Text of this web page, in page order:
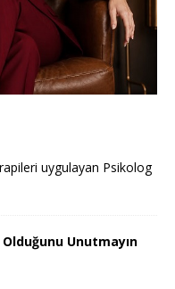
uygulayan Psikolog
Unutmayın